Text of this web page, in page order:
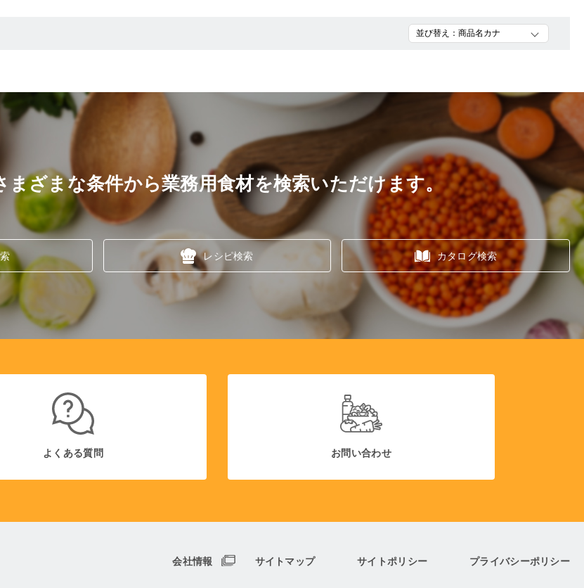
まざまな条件から業務用食材を検索いただけます。
レシピ検索 カタログ検索
よくある質問 お問い合わせ
会社情報 サイトマップ サイトポリシー プライバシーポリシー